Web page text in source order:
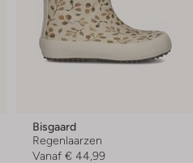
Bisgaard
Regenlaarzen
Vanaf € 44,99